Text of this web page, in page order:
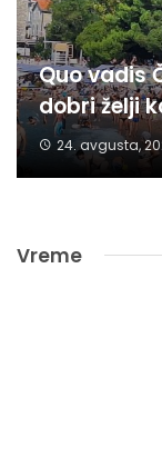
Quo vadis
dobri želji
24. avgusta,
Vreme